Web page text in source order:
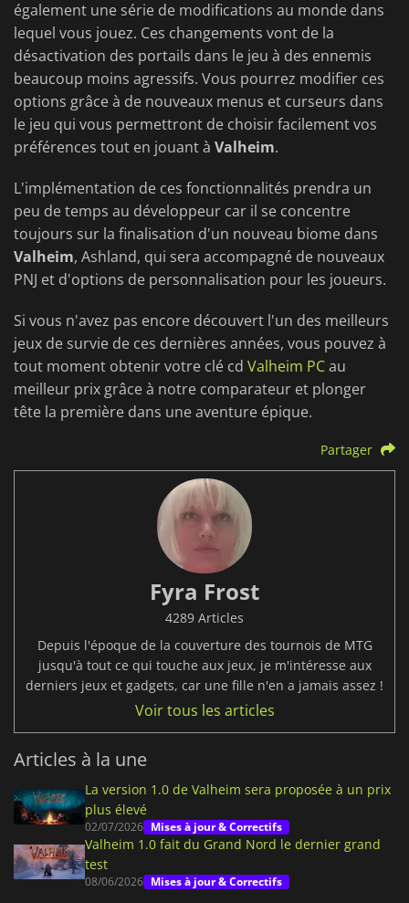
également une série de modifications au monde dans
lequel vous jouez. Ces changements vont de la
désactivation des portails dans le jeu à des ennemis
beaucoup moins agressifs. Vous pourrez modifier ces
options grâce à de nouveaux menus et curseurs dans
le jeu qui vous permettront de choisir facilement vos
préférences tout en jouant à Valheim.
L'implémentation de ces fonctionnalités prendra un
peu de temps au développeur car il se concentre
toujours sur la finalisation d'un nouveau biome dans
Valheim, Ashland, qui sera accompagné de nouveaux
PNJ et d'options de personnalisation pour les joueurs.
Si vous n'avez pas encore découvert l'un des meilleurs
jeux de survie de ces dernières années, vous pouvez à
tout moment obtenir votre clé cd Valheim PCau
meilleur prix grâce à notre comparateur et plonger
tête la première dans une aventure épique.
Partager
Fyra Frost
4289 Articles
Depuis l'époque de la couverture des tournois de MTG
jusqu'à tout ce qui touche aux jeux, je m'intéresse aux
derniers jeux et gadgets, car une fille n'en a jamais assez !
Voir tous les articles
Articles à la une
La version 1.0 de Valheim sera proposée à un prix
plus élevé
02/07/2026 Mises à jour & Correctifs
Valheim 1.0 fait du Grand Nord le dernier grand
test
08/06/2026 Mises à jour & Correctifs